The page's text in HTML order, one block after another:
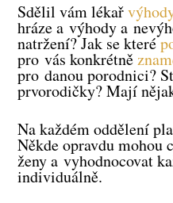
Sdělil vám lékař
hráze a výhody a
natržení? Jak se které
pro vás konkrétně
pro danou porodnici?
prvorodičky? Mají
Na každém oddělení
Někde opravdu
ženy a vyhodnocovat
individuálně.